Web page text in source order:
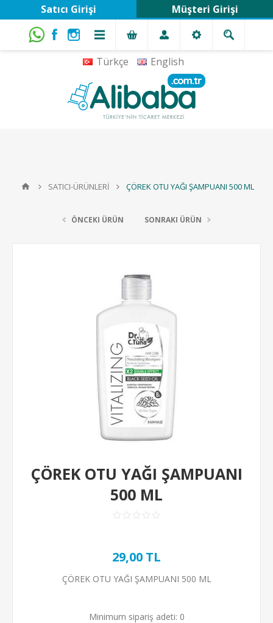
Türkçe English
Satıcı Girişi Müşteri Girişi
SATICI-ÜRÜNLERİ ÇÖREK OTU YAĞI ŞAMPUANI 500 ML
ÖNCEKI ÜRÜN SONRAKI ÜRÜN
ÇÖREK OTU YAĞI ŞAMPUANI
500 ML
29,00 TL
ÇÖREK OTU YAĞI ŞAMPUANI 500 ML
Minimum sipariş adeti: 0